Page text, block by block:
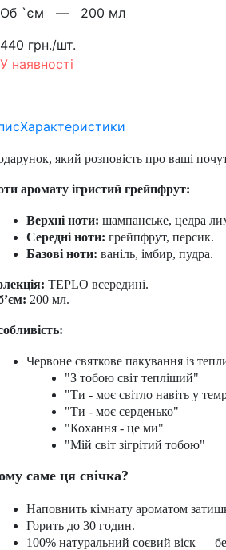
Об `єм — 200 мл
440 грн./шт.
У наявності
Характеристики
який розповість про ваші
аромату ігристий грейпфрут:
Верхні ноти: шампанське, цедра
Середні ноти: грейпфрут, персик.
Базові ноти: ваніль, імбир, пудра.
TEPLO всередині.
200 мл.
Червоне святкове пакування із
"З тобою світ тепліший"
"Ти - моє світло навіть у
"Ти - моє серденько"
"Кохання - це ми"
"Мій світ зігрітий тобою"
саме ця свічка?
Наповнить кімнату ароматом
Горить до 30 годин.
100% натуральний соєвий віск —